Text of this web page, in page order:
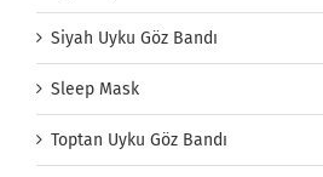
Siyah Uyku Göz Bandı
Sleep Mask
Toptan Uyku Göz Bandı